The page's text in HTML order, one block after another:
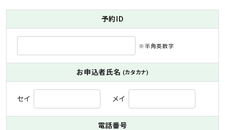
予約ID
※半角英数字
お申込者氏名 (カタカナ)
セイ メイ
電話番号